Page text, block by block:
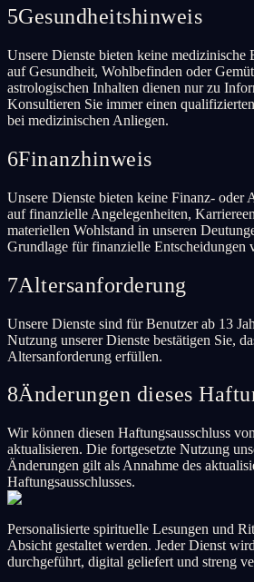
5Gesundheitshinweis
Unsere Dienste bieten keine medizinische
auf Gesundheit, Wohlbefinden oder
astrologischen Inhalten dienen nur zu
Konsultieren Sie immer einen
bei medizinischen Anliegen.
6Finanzhinweis
Unsere Dienste bieten keine Finanz- oder
auf finanzielle Angelegenheiten,
materiellen Wohlstand in unseren
Grundlage für finanzielle Entscheidungen
7Altersanforderung
Unsere Dienste sind für Benutzer ab 13
Nutzung unserer Dienste bestätigen Sie,
Altersanforderung erfüllen.
8Änderungen dieses
Wir können diesen Haftungsausschluss
aktualisieren. Die fortgesetzte Nutzung
Änderungen gilt als Annahme des
Haftungsausschlusses.
Personalisierte spirituelle Lesungen und
Absicht gestaltet werden. Jeder Dienst
durchgeführt, digital geliefert und streng